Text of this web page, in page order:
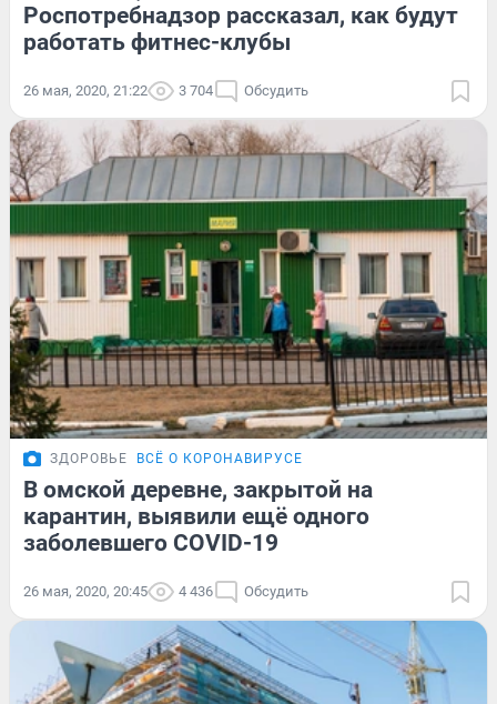
Роспотребнадзор рассказал, как будут
работать фитнес-клубы
26 мая, 2020, 21:22 3 704 Обсудить
ЗДОРОВЬЕ ВСЁ О КОРОНАВИРУСЕ
В омской деревне, закрытой на
карантин, выявили ещё одного
заболевшего COVID-19
26 мая, 2020, 20:45 4 436 Обсудить